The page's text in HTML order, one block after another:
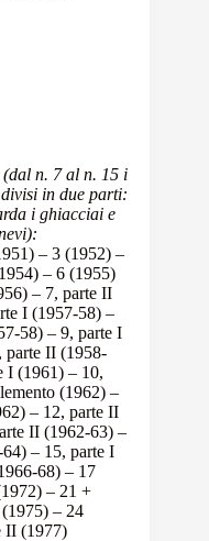
(dal n. 7 al n. 15 i
in due parti:
i ghiacciai e
– 3 (1952) –
– 6 (1955)
– 7, parte II
I (1957-58) –
58) – 9, parte I
parte II (1958-
I (1961) – 10,
(1962) –
– 12, parte II
II (1962-63) –
64) – 15, parte I
68) – 17
– 21 +
– 24
II (1977)